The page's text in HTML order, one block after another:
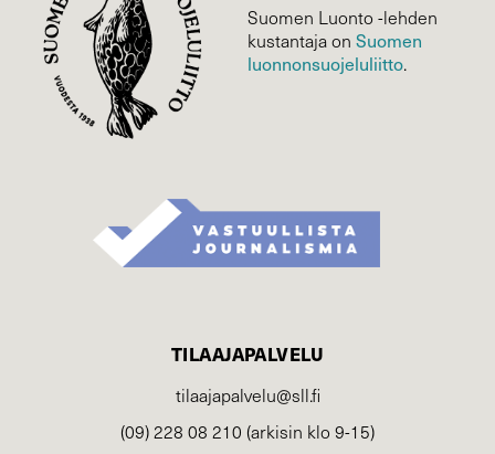
Suomen Luonto -lehden
kustantaja on Suomen
luonnonsuojelu­liitto.
TILAAJAPALVELU
tilaajapalvelu@sll.fi
(09) 228 08 210 (arkisin klo 9-15)